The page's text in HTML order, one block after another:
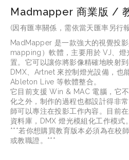
Madmapper 商業版 /
(因有匯率關係，需依當天匯率另行
MadMapper 是一款強大的視覺投
mapping）軟體，主要用於 VJ、燈
置。它可以讓你將影像精確地映射
DMX、Artnet 來控制燈光設備，也
Ableton Live 等軟體整合。
它目前支援 Win & MAC 電腦，它
化之外，制作的過程也都設計得非
師可以專注在投影工作內容。目前
資料庫，DMX 燈光模組化工作模式。
***若你想購買教育版本必須為在校
或教職證。***